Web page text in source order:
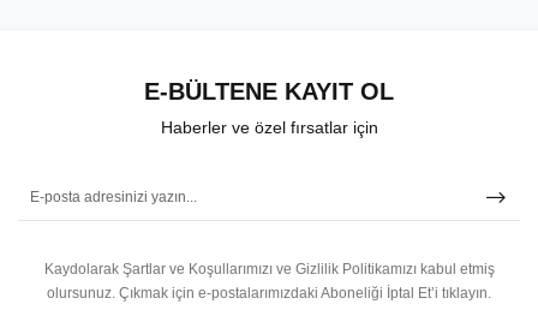
E-BÜLTENE KAYIT OL
Haberler ve özel fırsatlar için
Kaydolarak Şartlar ve Koşullarımızı ve Gizlilik Politikamızı kabul etmiş
olursunuz. Çıkmak için e-postalarımızdaki Aboneliği İptal Et’i tıklayın.